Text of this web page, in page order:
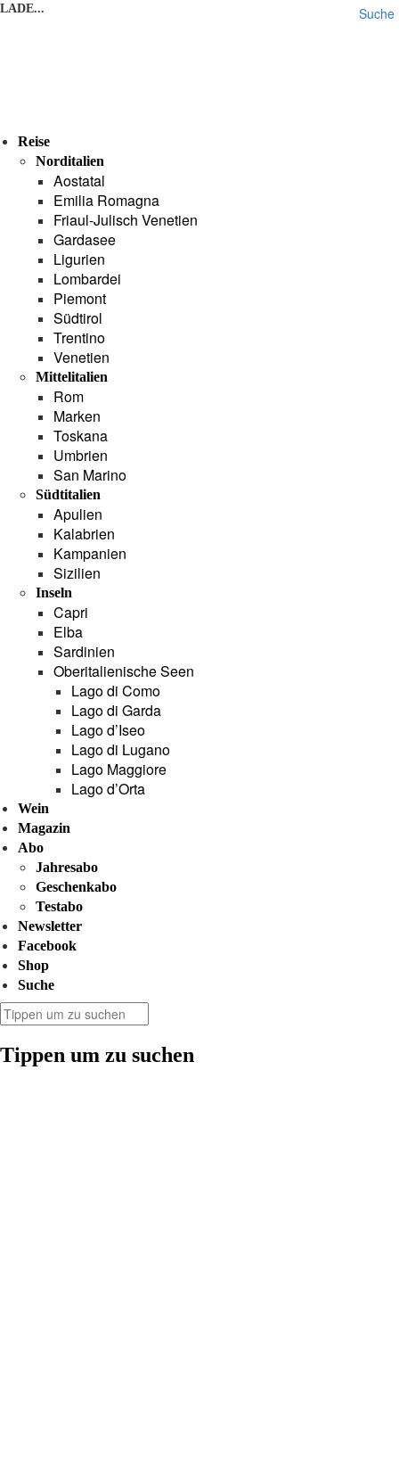
Suche
LADE...
Reise
Norditalien
Aostatal
Emilia Romagna
Friaul-Julisch Venetien
Gardasee
Ligurien
Lombardei
Piemont
Südtirol
Trentino
Venetien
Mittelitalien
Rom
Marken
Toskana
Umbrien
San Marino
Südtitalien
Apulien
Kalabrien
Kampanien
Sizilien
Inseln
Capri
Elba
Sardinien
Oberitalienische Seen
Lago di Como
Lago di Garda
Lago d’Iseo
Lago di Lugano
Lago Maggiore
Lago d’Orta
Wein
Magazin
Abo
Jahresabo
Geschenkabo
Testabo
Newsletter
Facebook
Shop
Suche
Tippen um zu suchen